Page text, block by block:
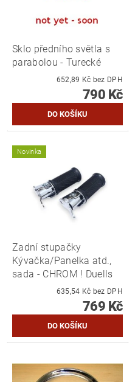
Sklo předního světla s
parabolou - Turecké
652,89 Kč bez DPH
790 Kč
Novinka
Zadní stupačky
Kývačka/Panelka atd.,
sada - CHROM ! Duells
635,54 Kč bez DPH
769 Kč